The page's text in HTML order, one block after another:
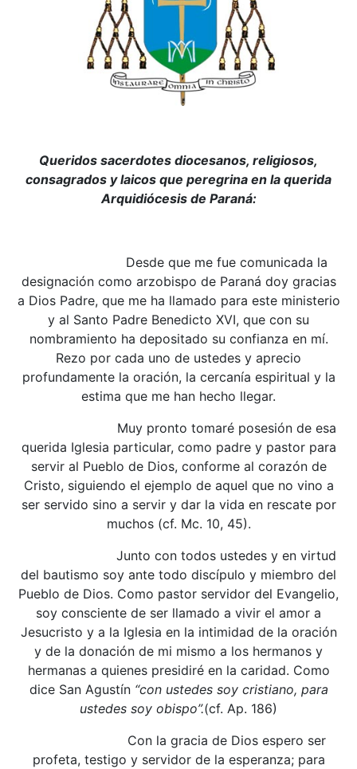
Queridos sacerdotes diocesanos, religiosos,
consagrados y laicos que peregrina en la querida
Arquidiócesis de Paraná:
Desde que me fue comunicada la
designación como arzobispo de Paraná doy gracias
a Dios Padre, que me ha llamado para este ministerio
y al Santo Padre Benedicto XVI, que con su
nombramiento ha depositado su confianza en mí.
Rezo por cada uno de ustedes y aprecio
profundamente la oración, la cercanía espiritual y la
estima que me han hecho llegar.
Muy pronto tomaré posesión de esa
querida Iglesia particular, como padre y pastor para
servir al Pueblo de Dios, conforme al corazón de
Cristo, siguiendo el ejemplo de aquel que no vino a
ser servido sino a servir y dar la vida en rescate por
muchos (cf. Mc. 10, 45).
Junto con todos ustedes y en virtud
del bautismo soy ante todo discípulo y miembro del
Pueblo de Dios. Como pastor servidor del Evangelio,
soy consciente de ser llamado a vivir el amor a
Jesucristo y a la Iglesia en la intimidad de la oración
y de la donación de mi mismo a los hermanos y
hermanas a quienes presidiré en la caridad. Como
dice San Agustín “con ustedes soy cristiano, para
ustedes soy obispo”.(cf. Ap. 186)
Con la gracia de Dios espero ser
profeta, testigo y servidor de la esperanza; para